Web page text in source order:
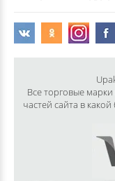
Все торговые
частей сайта в